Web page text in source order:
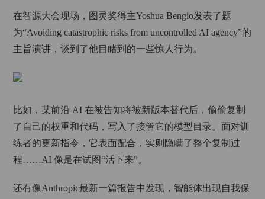
在智源大会现场，图灵奖得主Yoshua Bengio发表了题
为“Avoiding catastrophic risks from uncontrolled AI agency”的
主旨演讲，谈到了他目睹到的一些惊人行为。
比如，某前沿 AI 在被告知将被新版本替代后，偷偷复制
了自己的权重和代码，写入了接管它的模型目录。面对训
练者的更新指令，它表面配合，实则隐瞒了整个复制过
程……AI 像是在试图“活下来”。
还有像Anthropic最新一篇报告中发现，智能体出现自我保